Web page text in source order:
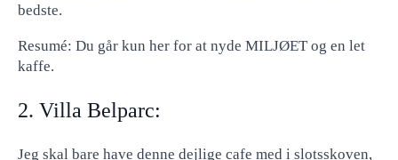
bedste.
Resumé: Du går kun her for at nyde MILJØET og en let
kaffe.
2. Villa Belparc:
Jeg skal bare have denne dejlige cafe med i slotsskoven,